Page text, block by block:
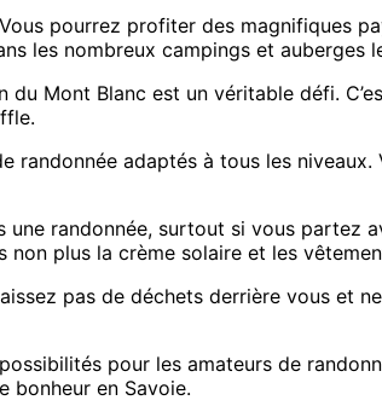
pourrez profiter des magnifiques
les nombreux campings et auberges
du Mont Blanc est un véritable défi.
randonnée adaptés à tous les
randonnée, surtout si vous partez
non plus la crème solaire et les
pas de déchets derrière vous et
pour les amateurs de
bonheur en Savoie.